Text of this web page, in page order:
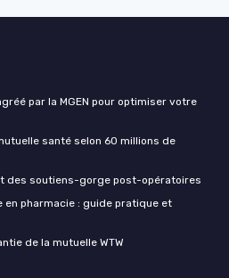
par la MGEN pour optimiser votre
santé selon 60 millions de
des soutiens-gorge post-opératoires
pharmacie : guide pratique et
de la mutuelle WTW